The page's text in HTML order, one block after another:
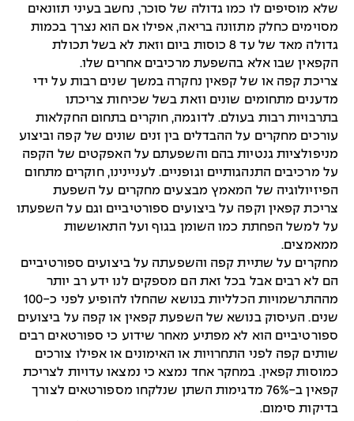
שלא מוסיפים לו כמו גדולה של סוכר, נחשב בעיני תזונאים
מסוימים כחלק מתזונה בריאה, אפילו אם הוא נצרך בכמות
גדולה מאד של עד 8 כוסות ביום וזאת לא בשל תכולת
הקפאין שבו אלא בהשפעת מרכיבים אחרים שלו.
צריכת קפה או של קפאין נחקרה במשך שנים רבות על ידי
מדענים מתחומים שונים וזאת בשל שכיחות צריכתו
בתרבויות רבות בעולם. לדוגמה, חוקרים בתחום החקלאות
עורכים מחקרים על ההבדלים בין זנים שונים של קפה וביצוע
מניפולציות גנטיות בהם והשפעתם על האפקטים של הקפה
על מרכיבים התנהגותיים וגופניים. לעניינינו, חוקרים מתחום
הפיזיולוגיה של המאמץ מבצעים מחקרים על השפעת
צריכת קפאין וקפה על ביצועים ספורטיביים וגם על השפעתו
על למשל הפחתת כמו השומן בגוף ועל התאוששות
ממאמצים.
מחקרים על שתיית קפה והשפעתה על ביצועים ספורטיביים
הם לא רבים אבל בכל זאת הם מספקים לנו ידע רב יותר
מההתרשמויות הכלליות בנושא שהחלו להופיע לפני כ-100
שנים. העיסוק בנושא של השפעת קפאין או קפה על ביצועים
ספורטיביים הוא לא מפתיע מאחר שידוע כי ספורטאים רבים
שותים קפה לפני התחרויות או האימונים או אפילו צורכים
כמוסות קפאין. במחקר אחד נמצא כי נמצאו עדויות לצריכת
קפאין ב-76% מדגימות השתן שנלקחו מספורטאים לצורך
בדיקות סימום.